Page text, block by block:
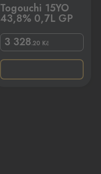
Togouchi 15YO
43,8% 0,7L GP
3 328.20 Kč